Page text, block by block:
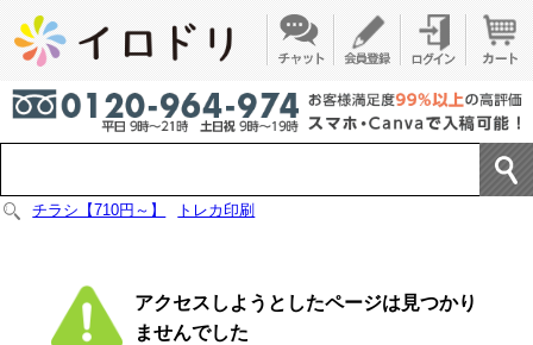
チラシ【710円～】 トレカ印刷
アクセスしようとしたページは見つかり
ませんでした